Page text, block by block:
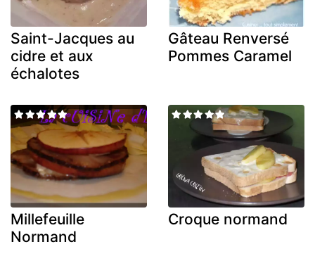
Saint-Jacques au
cidre et aux
échalotes
Gâteau Renversé
Pommes Caramel
Millefeuille
Normand
Croque normand